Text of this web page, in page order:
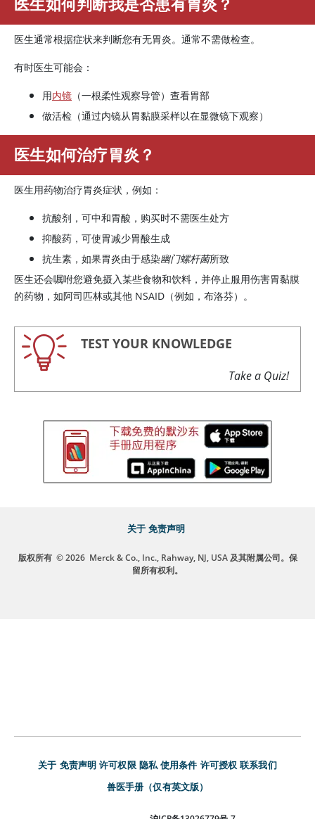
医生通常根据症状来判断您有无胃炎。通常不需做检查。
有时医生可能会：
用内镜 （一根柔性观察导管）查看胃部
做活检（通过内镜从胃黏膜采样以在显微镜下观察）
医生如何治疗胃炎？
医生用药物治疗胃炎症状，例如：
抗酸剂，可中和胃酸，购买时不需医生处方
抑酸药，可使胃减少胃酸生成
抗生素，如果胃炎由于感染幽门螺杆菌所致
医生还会嘱咐您避免摄入某些食物和饮料，并停止服用伤害胃黏膜
的药物，如阿司匹林或其他 NSAID（例如，布洛芬）。
TEST YOUR KNOWLEDGE
Take a Quiz!
关于 免责声明
版权所有 © 2026 Merck & Co., Inc., Rahway, NJ, USA 及其附属公司。保
留所有权利。
关于 免责声明 许可权限 隐私 使用条件 许可授权 联系我们
兽医手册（仅有英文版）